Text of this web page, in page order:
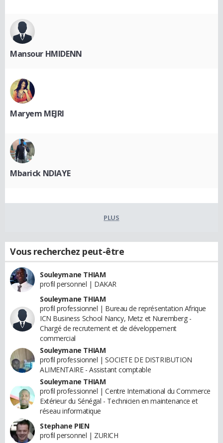
Mansour HMIDENN
Maryem MEJRI
Mbarick NDIAYE
PLUS
Vous recherchez peut-être
Souleymane THIAM
profil personnel | DAKAR
Souleymane THIAM
profil professionnel | Bureau de représentation Afrique
ICN Business School Nancy, Metz et Nuremberg -
Chargé de recrutement et de développement
commercial
Souleymane THIAM
profil professionnel | SOCIETE DE DISTRIBUTION
ALIMENTAIRE - Assistant comptable
Souleymane THIAM
profil professionnel | Centre International du Commerce
Extérieur du Sénégal - Technicien en maintenance et
réseau informatique
Stephane PIEN
profil personnel | ZURICH